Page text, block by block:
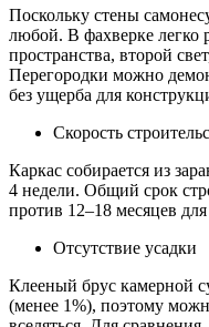
Поскольку стены
любой. В фахверке легко
пространства, второй
Перегородки можно
без ущерба для
Скорость
Каркас собирается из
4 недели. Общий срок
против 12–18 месяцев
Отсутствие усадки
Клееный брус камерной
(менее 1%), поэтому